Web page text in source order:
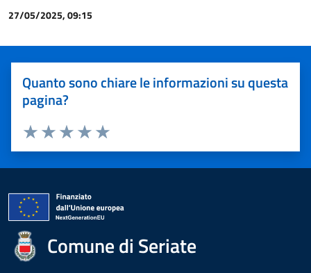
27/05/2025, 09:15
Quanto sono chiare le informazioni su questa
pagina?
Valuta 5 stelle su 5
Valuta 4 stelle su 5
Valuta 3 stelle su 5
Valuta 2 stelle su 5
Valuta 1 stelle su 5
Comune di Seriate